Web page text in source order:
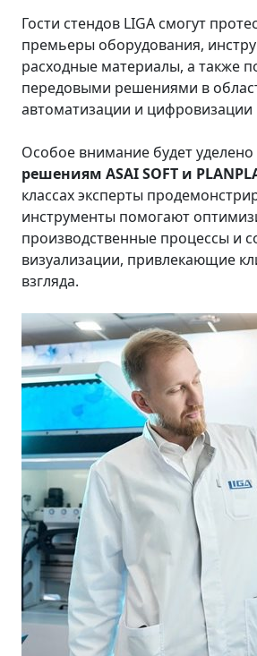
Гости стендов LIGA смогут
премьеры оборудования,
расходные материалы, а также
передовыми решениями в
автоматизации и цифровизации
Особое внимание будет уделено
решениям ASAI SOFT и
классах эксперты
инструменты помогают
производственные процессы и
визуализации, привлекающие
взгляда.